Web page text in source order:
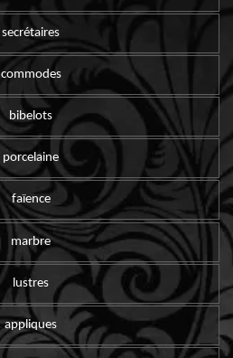
secrétaires
commodes
bibelots
porcelaine
faïence
marbre
lustres
appliques